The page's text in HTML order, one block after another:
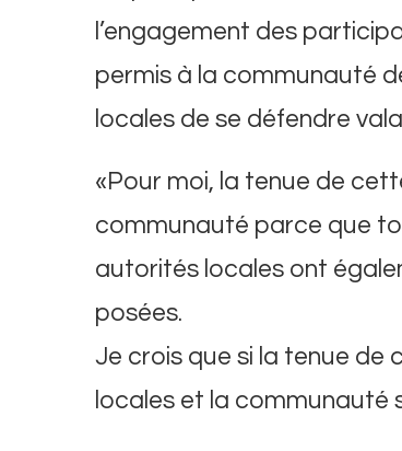
l’engagement des
permis à la communauté
locales de se défendre
«Pour moi, la tenue de
communauté parce que
autorités locales ont
posées.
Je crois que si la tenue de
locales et la communauté